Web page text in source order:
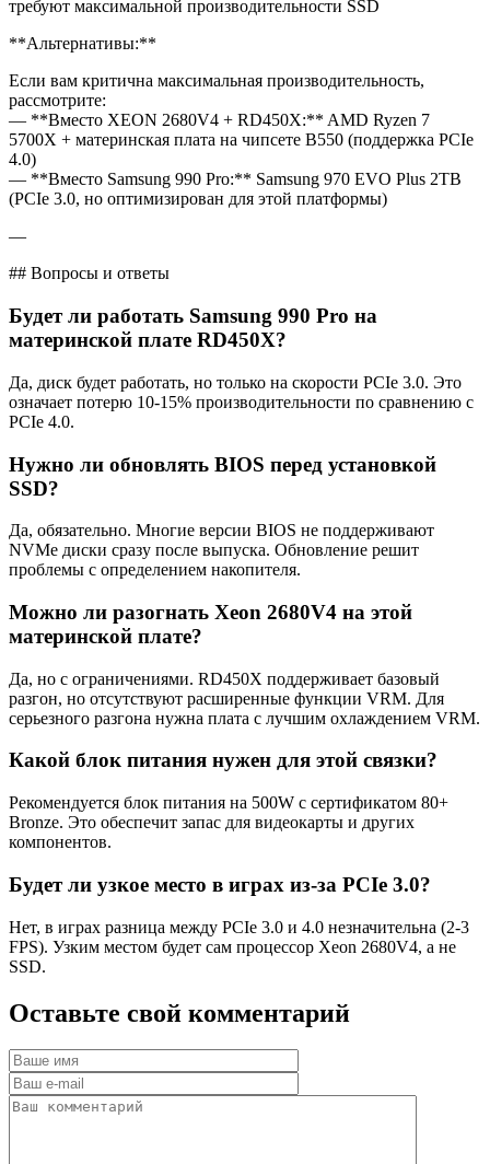
требуют максимальной производительности SSD
**Альтернативы:**
Если вам критична максимальная производительность,
рассмотрите:
— **Вместо XEON 2680V4 + RD450X:** AMD Ryzen 7
5700X + материнская плата на чипсете B550 (поддержка PCIe
4.0)
— **Вместо Samsung 990 Pro:** Samsung 970 EVO Plus 2TB
(PCIe 3.0, но оптимизирован для этой платформы)
—
## Вопросы и ответы
Будет ли работать Samsung 990 Pro на
материнской плате RD450X?
Да, диск будет работать, но только на скорости PCIe 3.0. Это
означает потерю 10-15% производительности по сравнению с
PCIe 4.0.
Нужно ли обновлять BIOS перед установкой
SSD?
Да, обязательно. Многие версии BIOS не поддерживают
NVMe диски сразу после выпуска. Обновление решит
проблемы с определением накопителя.
Можно ли разогнать Xeon 2680V4 на этой
материнской плате?
Да, но с ограничениями. RD450X поддерживает базовый
разгон, но отсутствуют расширенные функции VRM. Для
серьезного разгона нужна плата с лучшим охлаждением VRM.
Какой блок питания нужен для этой связки?
Рекомендуется блок питания на 500W с сертификатом 80+
Bronze. Это обеспечит запас для видеокарты и других
компонентов.
Будет ли узкое место в играх из-за PCIe 3.0?
Нет, в играх разница между PCIe 3.0 и 4.0 незначительна (2-3
FPS). Узким местом будет сам процессор Xeon 2680V4, а не
SSD.
Оставьте свой комментарий